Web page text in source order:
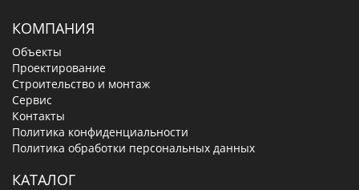
КОМПАНИЯ
Объекты
Проектирование
Строительство и монтаж
Сервис
Контакты
Политика конфиденциальности
Политика обработки персональных данных
КАТАЛОГ